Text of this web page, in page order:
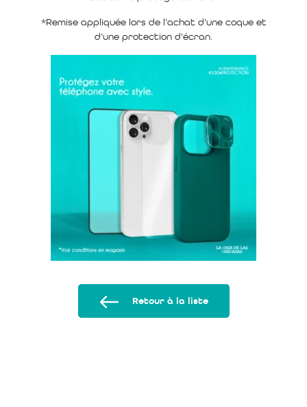
*Remise appliquée lors de l’achat d’une coque et
d’une protection d’écran.
Retour à la liste